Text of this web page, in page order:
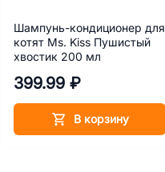
Шампунь-кондиционер для
котят Ms. Kiss Пушистый
хвостик 200 мл
399.99 ₽
В корзину